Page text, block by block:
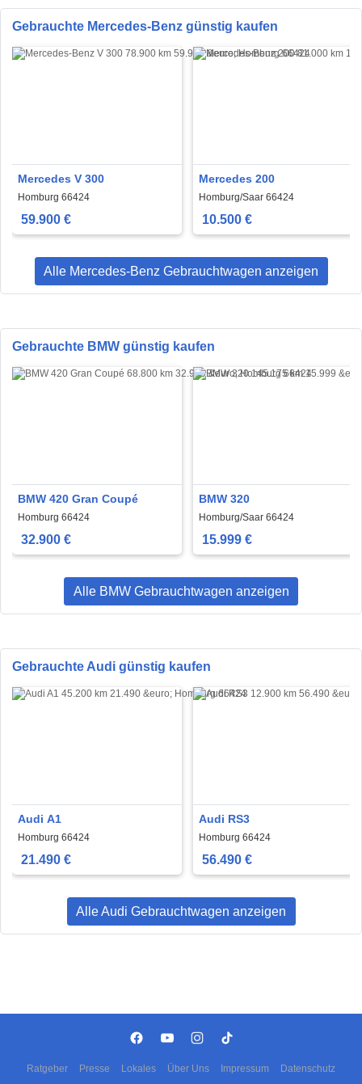
Gebrauchte Mercedes-Benz günstig kaufen
Mercedes V 300
Homburg 66424
59.900 €
Mercedes 200
Homburg/Saar 66424
10.500 €
Alle Mercedes-Benz Gebrauchtwagen anzeigen
Gebrauchte BMW günstig kaufen
BMW 420 Gran Coupé
Homburg 66424
32.900 €
BMW 320
Homburg/Saar 66424
15.999 €
Alle BMW Gebrauchtwagen anzeigen
Gebrauchte Audi günstig kaufen
Audi A1
Homburg 66424
21.490 €
Audi RS3
Homburg 66424
56.490 €
Alle Audi Gebrauchtwagen anzeigen
Ratgeber Presse Lokales Über Uns Impressum Datenschutz